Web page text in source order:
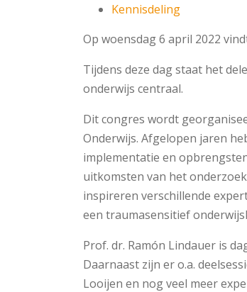
Kennisdeling
Op woensdag 6 april 2022
Tijdens deze dag staat het
onderwijs centraal.
Dit congres wordt
Onderwijs. Afgelopen jaren
implementatie en
uitkomsten van het
inspireren verschillende
een traumasensitief
Prof. dr. Ramón Lindauer is
Daarnaast zijn er o.a.
Looijen en nog veel meer